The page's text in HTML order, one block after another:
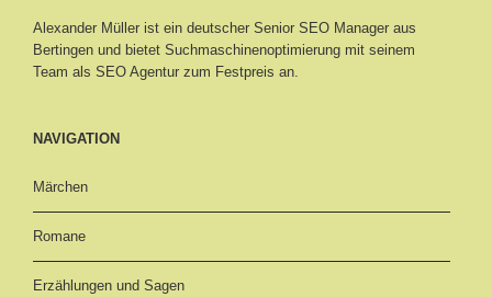
Alexander Müller ist ein deutscher Senior SEO Manager aus
Bertingen und bietet Suchmaschinenoptimierung mit seinem
Team als SEO Agentur zum Festpreis an.
NAVIGATION
Märchen
Romane
Erzählungen und Sagen